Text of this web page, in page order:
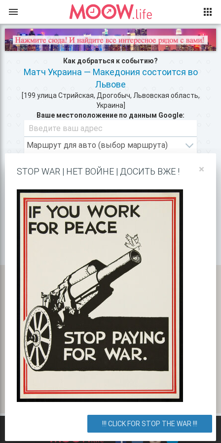
Как добраться к событию?
Матч Украина — Македония состоится во
Львове
[199 улица Стрийская, Дрогобыч, Львовская область,
Украина]
Ваше местоположение по данным Google:
ВХОД/РЕГИСТРАЦИЯ
ПОКАЗАТЬ НА GOOGLE MAPS!
Карта с маршрутом, как добратся на мероприятие или проехать
к событию. Матч Украина — Македония состоится во Львове
199 улица Стрийская, Дрогобыч, Львовская область, Украина.
Как добраться? Как доехать? Маршрут.
×
STOP WAR | НЕТ ВОЙНЕ | ДОСИТЬ ВЖЕ !
!!! CLICK FOR STOP THE WAR !!!